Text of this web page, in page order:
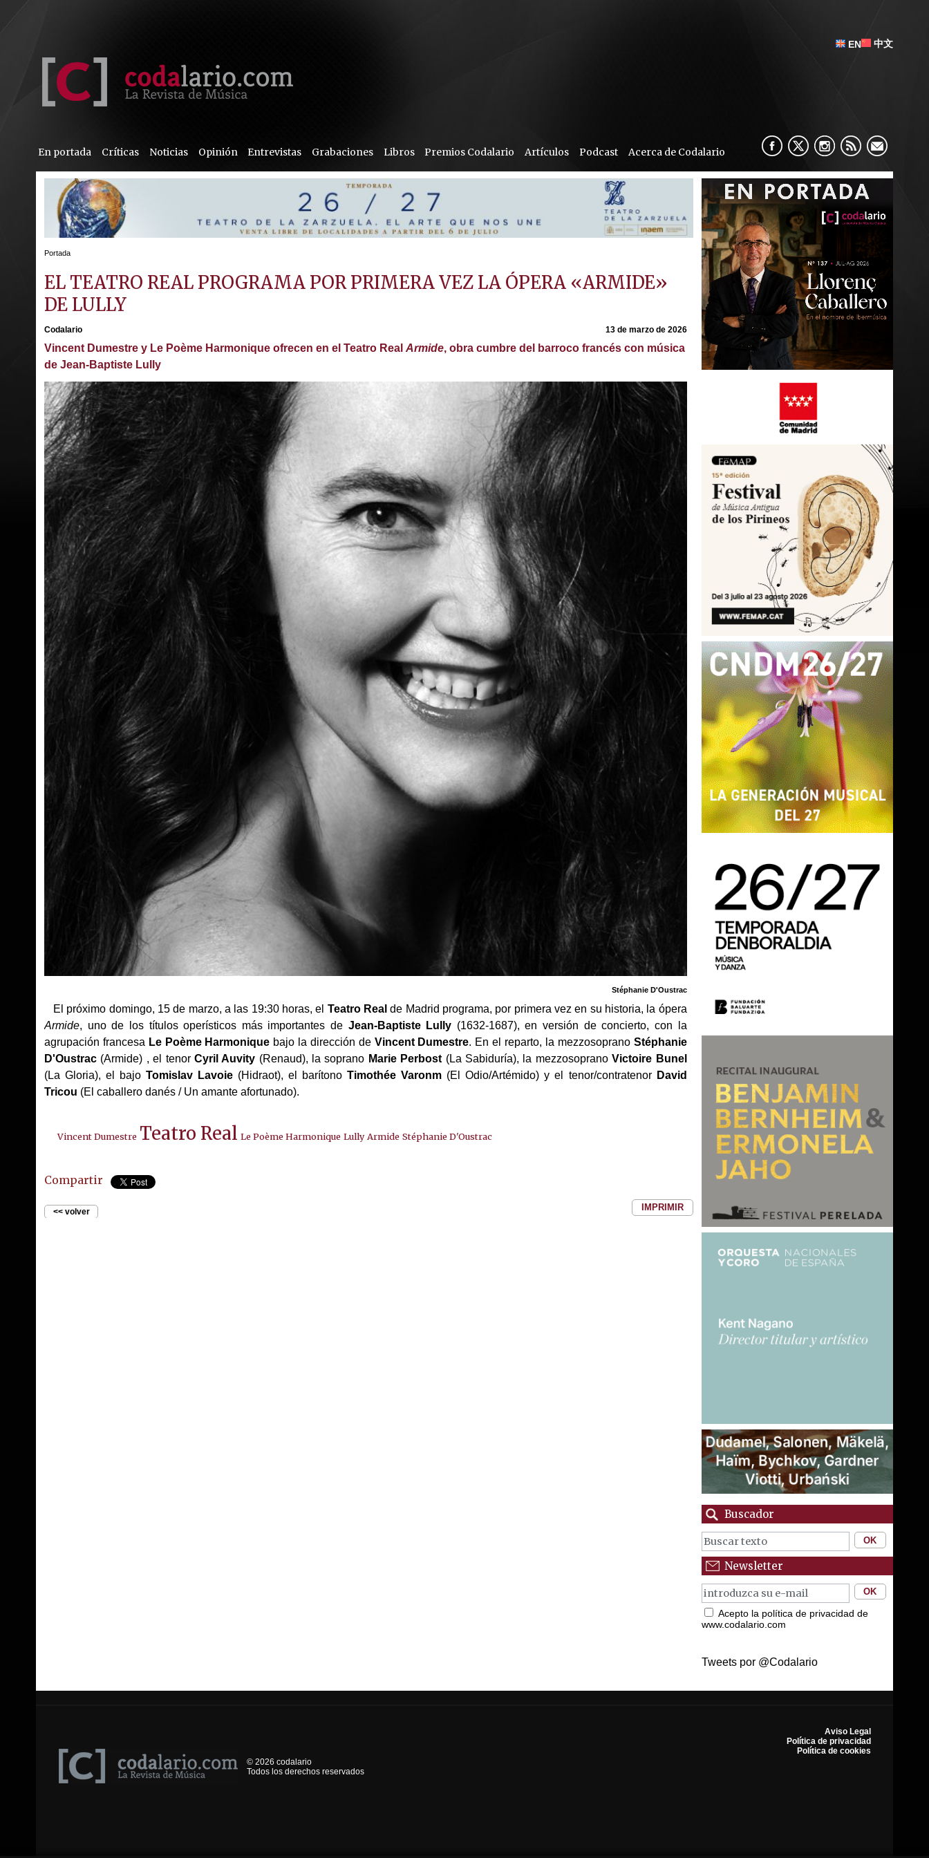
EN 中文
En portada Críticas Noticias Opinión Entrevistas Grabaciones Libros Premios Codalario Artículos Podcast Acerca de Codalario
Portada
EL TEATRO REAL PROGRAMA POR PRIMERA VEZ LA ÓPERA «ARMIDE»
DE LULLY
Codalario 13 de marzo de 2026
Vincent Dumestre y Le Poème Harmonique ofrecen en el Teatro RealArmide, obra cumbre del barroco francés con música
de Jean-Baptiste Lully
Stéphanie D'Oustrac
El próximo domingo, 15 de marzo, a las 19:30 horas, el Teatro Real de Madrid programa, por primera vez en su historia, la ópera
Armide, uno de los títulos operísticos más importantes de Jean-Baptiste Lully (1632-1687), en versión de concierto, con la
agrupación francesa Le Poème Harmonique bajo la dirección de Vincent Dumestre. En el reparto, la mezzosoprano Stéphanie
D'Oustrac (Armide) , el tenor Cyril Auvity (Renaud), la soprano Marie Perbost (La Sabiduría), la mezzosopranoVictoire Bunel
(La Gloria), el bajoTomislav Lavoie (Hidraot), el barítonoTimothée Varonm (El Odio/Artémido) y el tenor/contratenor David
Tricou (El caballero danés / Un amante afortunado).
Vincent Dumestre Teatro Real Le Poème Harmonique Lully Armide Stéphanie D'Oustrac
Compartir
<< volver IMPRIMIR
Buscador
Newsletter
Acepto la política de privacidad de
www.codalario.com
Tweets por @Codalario
© 2026 codalario
Todos los derechos reservados
Aviso Legal
Política de privacidad
Política de cookies